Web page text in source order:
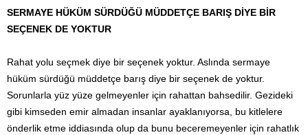
SERMAYE HÜKÜM SÜRDÜĞÜ MÜDDETÇE BARIŞ DİYE BİR
SEÇENEK DE YOKTUR
Rahat yolu seçmek diye bir seçenek yoktur. Aslında sermaye
hüküm sürdüğü müddetçe barış diye bir seçenek de yoktur.
Sorunlarla yüz yüze gelmeyenler için rahattan bahsedilir. Gezideki
gibi kimseden emir almadan insanlar ayaklanıyorsa, bu kitlelere
önderlik etme iddiasında olup da bunu beceremeyenler için rahatlık